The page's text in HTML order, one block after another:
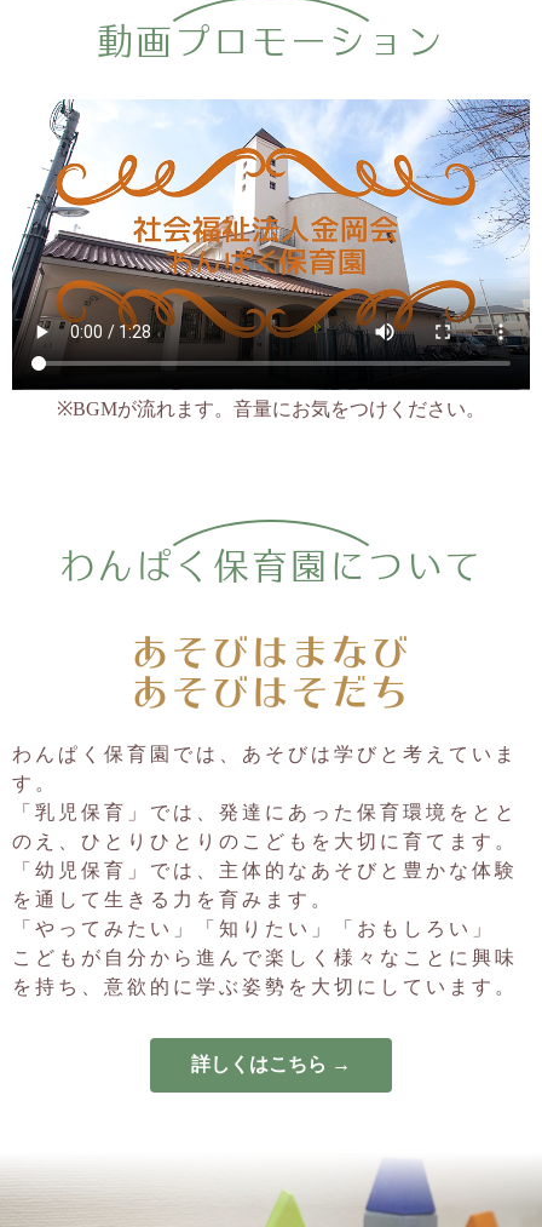
２月の一時保育は定員に達しました。
2025.12.26
2025.11.21
12月の一時保育は定員に達しました。
2025.10.29
11月の園見学について
６日（木）１１（火）の10時半より1時間程度行います。ご希望
の方はお電話にてお申込み下さい。072-259-4721
2025.10.29
１１月の一時保育は定員に達しました。
2025.09.22
10月の一時保育は定員に達しました。
2025.09.01
次年度（令和８年度）の一号新規募集は空きがない為、行って
８日（月）１６日（火）２５日（木）３０日（火）１０時半か
ら１時間程度
ご希望の方は電話にてお申込み下さい。072-259-4721
９月の一時保育は定員に達しました。
8月の園見学日程について
１０：３０～一時間程度
ご希望の方はお電話ください。072-259-4721
2025.07.25
8月の一時保育は定員に達しました
2025.07.01
7月園見学の日程について
日時：8日・14日・２２日・29日の10時半から1時間程度
ご希望の方はお電話にてお申込みください。
６月の一時保育は定員に達しました。
2025.04.02
4月の一時保育は定員に達しました。
動画プロモーション
※BGMが流れます。音量にお気をつけください。
わんぱく保育園について
あそびはまなび
あそびはそだち
わんぱく保育園では、あそびは学びと考えていま
す。
「乳児保育」では、発達にあった保育環境をとと
のえ、ひとりひとりのこどもを大切に育てます。
「幼児保育」では、主体的なあそびと豊かな体験
を通して生きる力を育みます。
「やってみたい」「知りたい」「おもしろい」
こどもが自分から進んで楽しく様々なことに興味
を持ち、意欲的に学ぶ姿勢を大切にしています。
詳しくはこちら →